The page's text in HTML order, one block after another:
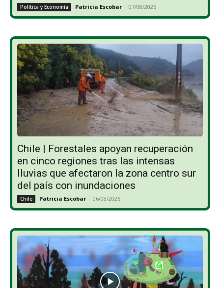
Política y Economía Patricia Escobar - 07/08/2026
Chile | Forestales apoyan recuperación
en cinco regiones tras las intensas
lluvias que afectaron la zona centro sur
del país con inundaciones
Chile Patricia Escobar - 06/08/2026